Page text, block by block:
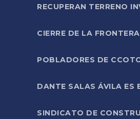
RECUPERAN TERRENO
CIERRE DE LA
POBLADORES DE
DANTE SALAS ÁVILA ES
SINDICATO DE